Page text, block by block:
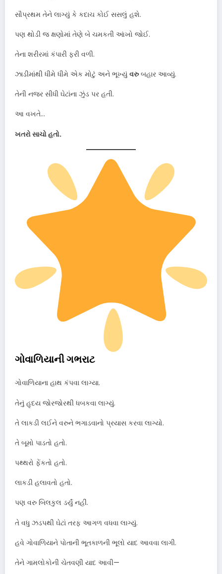
સૌપ્રથમ તેને લાગ્યું કે કદાચ કોઈ સસલું હશે.
પણ થોડી જ ક્ષણોમાં તેણે બે ચમકતી આંખો જોઈ.
તેના શરીરમાં કંપારી ફરી વળી.
ઝાડીમાંથી ધીમે ધીમે એક મોટું અને ભૂખ્યું વરુબહાર આવ્યું.
તેની નજર સીધી ઘેટાંના ઝુંડ પર હતી.
આ વખતે…
ખતરો સાચો હતો.
ગોવાળિયાની ગભરાટ
ગોવાળિયાના હાથ કંપવા લાગ્યા.
તેનું હૃદય જોરજોરથી ધબકવા લાગ્યું.
તે લાકડી લઈને વરુને ભગાડવાનો પ્રયાસ કરવા લાગ્યો.
તે બૂમો પાડતો હતો.
પથ્થરો ફેંકતો હતો.
લાકડી હલાવતો હતો.
પણ વરુ બિલકુલ ડર્યું નહીં.
તે વધુ ઝડપથી ઘેટાં તરફ આગળ વધવા લાગ્યું.
હવે ગોવાળિયાને પોતાની ભૂતકાળની ભૂલો યાદ આવવા લાગી.
તેને ગામલોકોની ચેતવણી યાદ આવી—